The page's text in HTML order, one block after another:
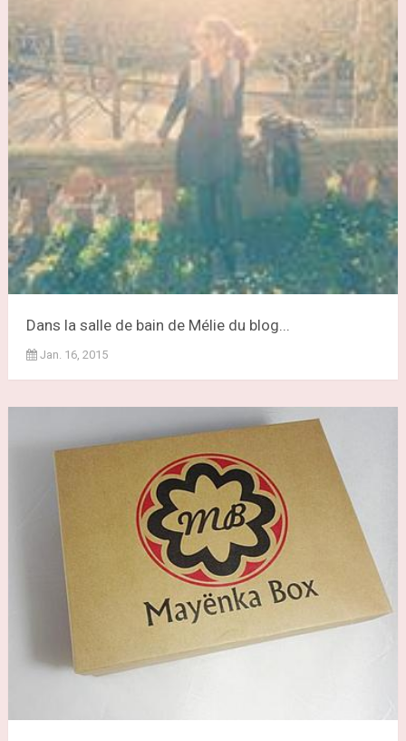
Dans la salle de bain de Mélie du blog...
Jan. 16, 2015